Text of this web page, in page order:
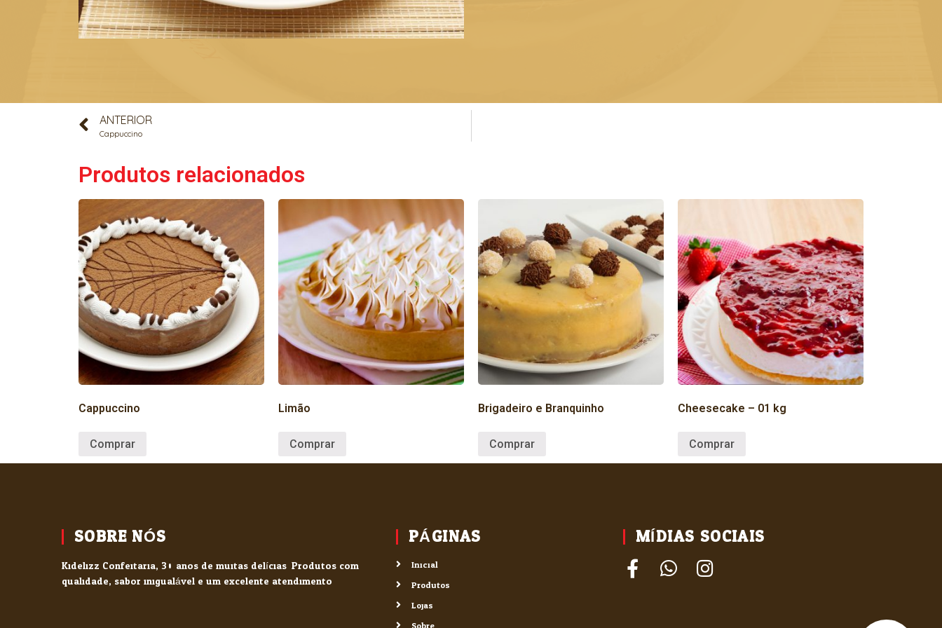
ANTERIOR
Cappuccino
Produtos relacionados
Cappuccino
Comprar
Limão
Comprar
Brigadeiro e Branquinho
Comprar
Cheesecake – 01 kg
Comprar
SOBRE NÓS
Kidelizz Confeitaria, 30 anos de muitas delícias. Produtos com
qualidade, sabor inigualável e um excelente atendimento.
PÁGINAS
Inicial
Produtos
Lojas
MÍDIAS SOCIAIS